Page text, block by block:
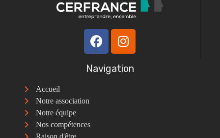
Navigation
Accueil
Notre association
Notre équipe
Nos compétences
Raison d'être